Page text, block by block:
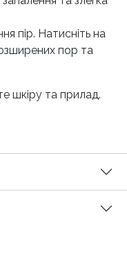
пір. Натисніть на
пор та
шкіру та прилад.